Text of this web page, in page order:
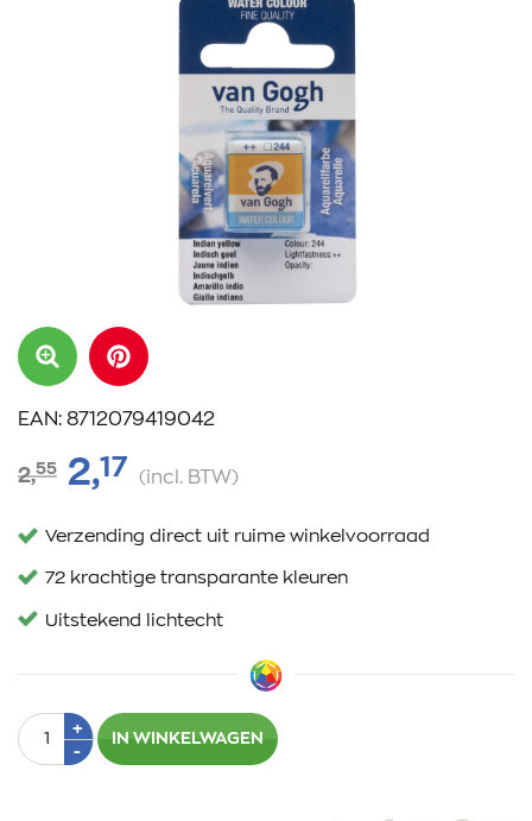
EAN: 8712079419042
2,55 2,17 (incl. BTW)
Verzending direct uit ruime winkelvoorraad
72 krachtige transparante kleuren
Uitstekend lichtecht
Aantal+Plus
-Min
IN WINKELWAGEN